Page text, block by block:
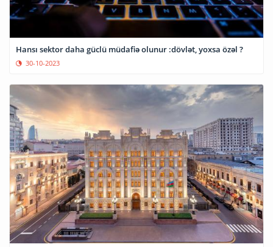
Hansı sektor daha güclü müdafiə olunur :dövlət, yoxsa özəl ?
30-10-2023